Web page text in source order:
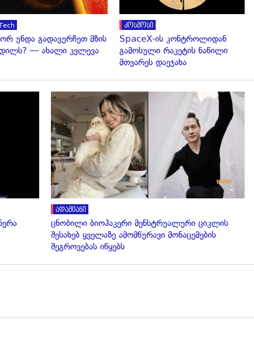
უნდა გადავურჩეთ მზის
— ახალი კვლევა
კოსმოსი
SpaceX-ის კონტროლიდან
გამოსული რაკეტის ნაწილი
მთვარეს დაეჯახა
ადამიანი
ცნობილი ბიოჰაკერი მენსტრუალური ციკლის
შესახებ ყველაზე ამომწურავი მონაცემების
შეგროვებას იწყებს